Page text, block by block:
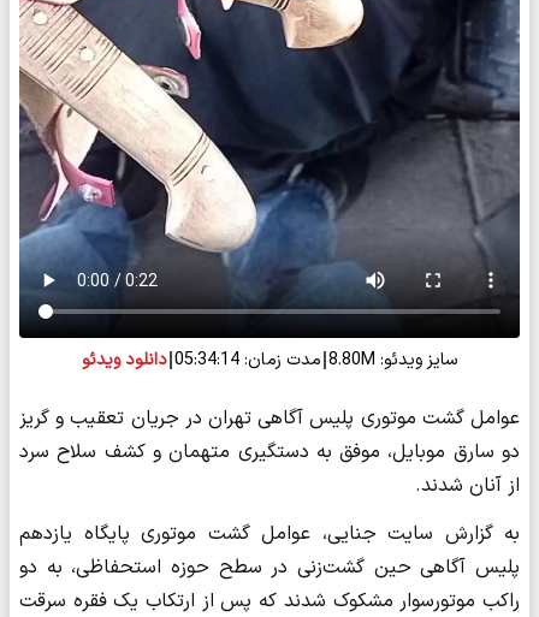
سایز ویدئو: 8.80M مدت زمان: 05:34:14 دانلود ویدئو
عوامل گشت موتوری پلیس آگاهی تهران در جریان تعقیب و گریز
دو سارق موبایل، موفق به دستگیری متهمان و کشف سلاح سرد
از آنان شدند.
به گزارش سایت جنایی، عوامل گشت موتوری پایگاه یازدهم
پلیس آگاهی حین گشت‌زنی در سطح حوزه استحفاظی، به دو
راکب موتورسوار مشکوک شدند که پس از ارتکاب یک فقره سرقت